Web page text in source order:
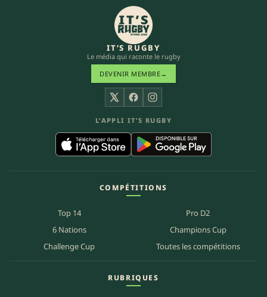
IT’S RUGBY
Le média qui raconte le rugby
DEVENIR MEMBRE→
X FacebookInstagram
L’APPLI IT’S RUGBY
COMPÉTITIONS
Top 14
Pro D2
6 Nations
Champions Cup
Challenge Cup
Toutes les compétitions
RUBRIQUES